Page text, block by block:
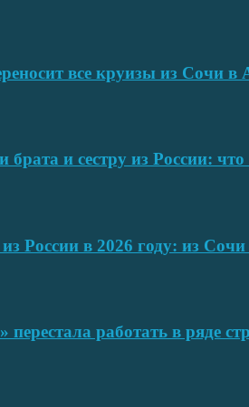
все круизы из Сочи
и сестру из России: что
России в 2026 году: из
перестала работать в ряде